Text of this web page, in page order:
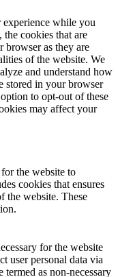
while you
cookies that are
browser as they are
of the website. We
and understand how
stored in your browser
to opt-out of these
may affect your
the website to
cookies that ensures
the website. These
for the website
user personal data via
termed as non-necessary